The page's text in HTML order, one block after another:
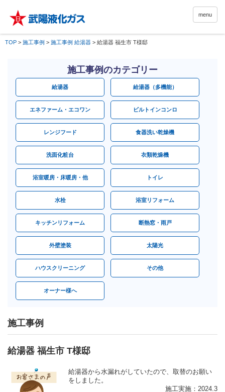
menu
TOP > 施工事例 > 施工事例 給湯器 > 給湯器 福生市 T様邸
施工事例のカテゴリー
給湯器 給湯器（多機能）
エネファーム・エコワン ビルトインコンロ
レンジフード 食器洗い乾燥機
洗面化粧台 衣類乾燥機
浴室暖房・床暖房・他 トイレ
水栓 浴室リフォーム
キッチンリフォーム 断熱窓・雨戸
外壁塗装 太陽光
ハウスクリーニング その他
オーナー様へ
施工事例
給湯器 福生市 T様邸
給湯器から水漏れがしていたので、取替のお願い
をしました。
施工実施：2024.3